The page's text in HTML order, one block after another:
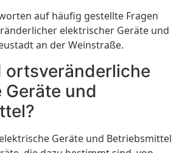
auf häufig gestellte Fragen
elektrischer Geräte und
an der Weinstraße.
ortsveränderliche
und
Geräte und Betriebsmittel